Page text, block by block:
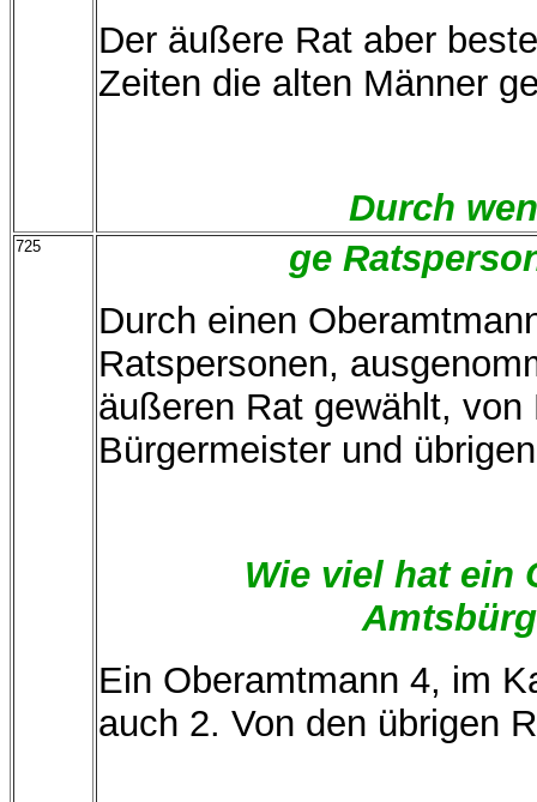
Der äußere Rat aber
Zeiten die alten Männer
Durch
725
ge
Durch einen
Ratspersonen,
äußeren Rat gewählt,
Bürgermeister und
Wie viel hat ein
Ein Oberamtmann 4, im
auch 2. Von den übrigen